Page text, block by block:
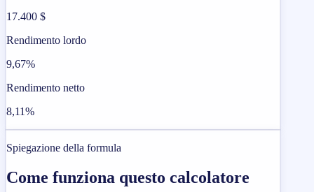
17.400 $
Rendimento lordo
9,67%
Rendimento netto
8,11%
Spiegazione della formula
Come funziona questo calcolatore